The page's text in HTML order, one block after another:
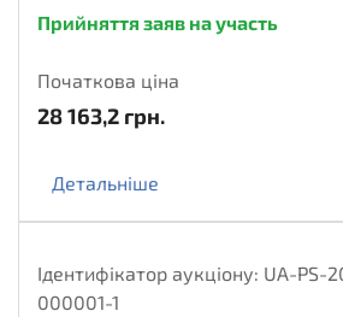
Прийняття заяв на участь
Початкова ціна
28 163,2 грн.
Детальніше
Ідентифікатор аукціону: UA-PS-
000001-1